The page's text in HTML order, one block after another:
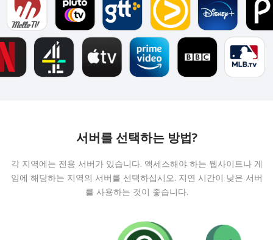
서버를 선택하는 방법?
각 지역에는 전용 서버가 있습니다. 액세스해야 하는 웹사이트나 게
임에 해당하는 지역의 서버를 선택하십시오. 지연 시간이 낮은 서버
를 사용하는 것이 좋습니다.